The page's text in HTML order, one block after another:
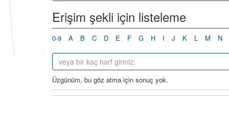
Erişim şekli için listeleme
0-9 A B C D E F G H I J K L M N
Üzgünüm, bu göz atma için sonuç yok.